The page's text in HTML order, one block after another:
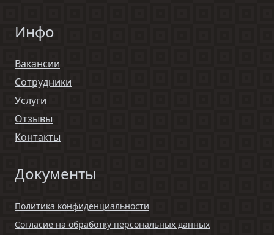
Инфо
Вакансии
Сотрудники
Услуги
Отзывы
Контакты
Документы
Политика конфиденциальности
Согласие на обработку персональных данных